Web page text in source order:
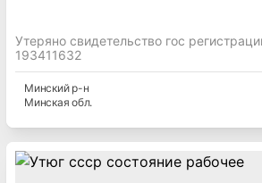
Утеряно свидетельство гос
193411632
Минскийр-н
Минская обл.